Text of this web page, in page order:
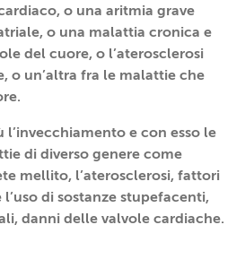
o una aritmia grave
o una malattia cronica e
del cuore, o l’aterosclerosi
o un’altra fra le malattie che
l’invecchiamento e con esso le
di diverso genere come
mellito, l’aterosclerosi, fattori
di sostanze stupefacenti,
danni delle valvole cardiache.